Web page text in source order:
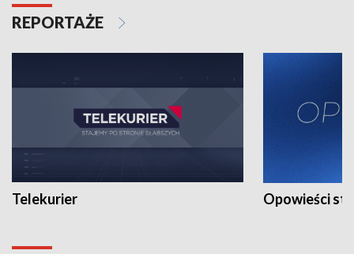
REPORTAŻE
Telekurier Opowieści